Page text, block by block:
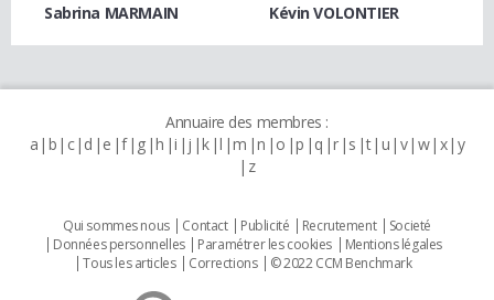
Sabrina MARMAIN Kévin VOLONTIER
Annuaire des membres :
a b c d e f g h i j k l m n o p q r s t u v w x y
z
Qui sommes nous Contact Publicité Recrutement
Societé
Données personnelles
Paramétrer les cookies
Mentions légales
Tous les articles
Corrections © 2022 CCM Benchmark